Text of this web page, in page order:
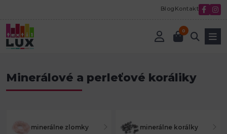
Blog Kontakt
0
Úvod Minerálové a perleťové koráliky
Minerálové a perleťové koráliky
minerálne zlomky minerálne korálky